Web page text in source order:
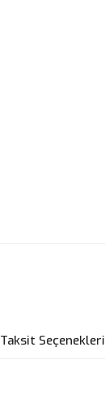
Taksit Seçenekleri